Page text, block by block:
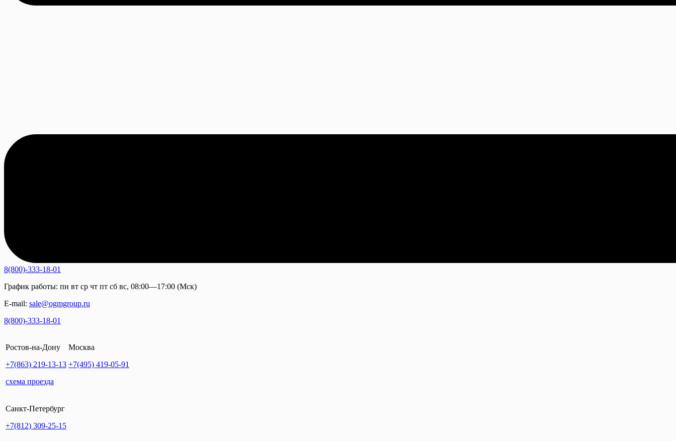
8(800)-333-18-01
График работы: пн вт ср чт пт сб вс, 08:00—17:00 (Мск)
E-mail: sale@ogmgroup.ru
8(800)-333-18-01
Ростов-на-Дону
+7(863) 219-13-13
схема проезда
Москва
+7(495) 419-05-91
Санкт-Петербург
+7(812) 309-25-15